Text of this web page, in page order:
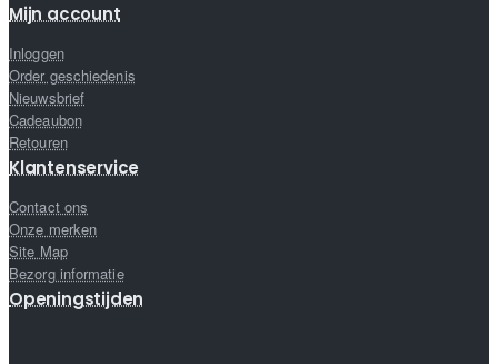
Mijn account
Inloggen
Order geschiedenis
Nieuwsbrief
Cadeaubon
Retouren
Klantenservice
Contact ons
Onze merken
Site Map
Bezorg informatie
Openingstijden